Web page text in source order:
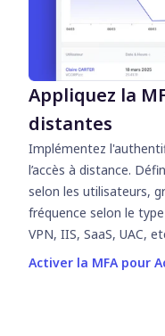
Appliquez la
distantes
Implémentez
l’accès à distance.
selon les utilisateurs,
fréquence selon le
VPN, IIS, SaaS, UAC,
Activer la MFA pour